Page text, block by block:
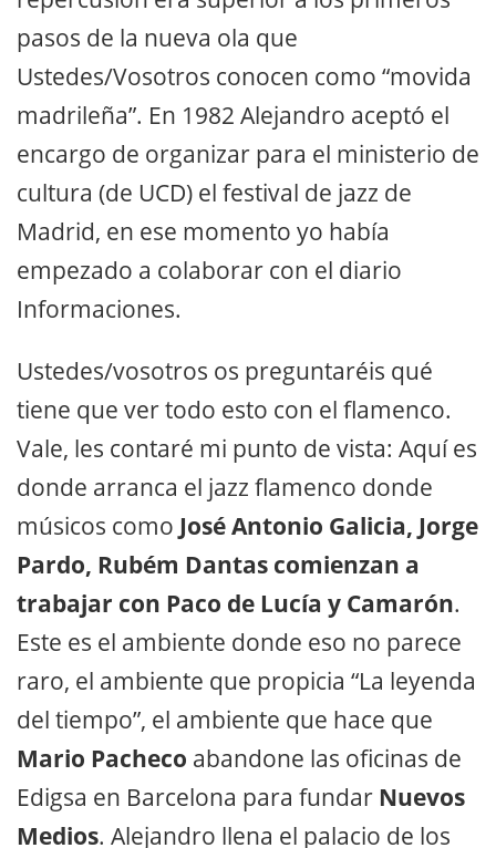
pasos de la nueva ola que
Ustedes/Vosotros conocen como “movida
madrileña”. En 1982 Alejandro aceptó el
encargo de organizar para el ministerio de
cultura (de UCD) el festival de jazz de
Madrid, en ese momento yo había
empezado a colaborar con el diario
Informaciones.
Ustedes/vosotros os preguntaréis qué
tiene que ver todo esto con el flamenco.
Vale, les contaré mi punto de vista: Aquí es
donde arranca el jazz flamenco donde
músicos como José Antonio Galicia, Jorge
Pardo, Rubém Dantas comienzan a
trabajar con Paco de Lucía y Camarón.
Este es el ambiente donde eso no parece
raro, el ambiente que propicia “La leyenda
del tiempo”, el ambiente que hace que
Mario Pacheco abandone las oficinas de
Edigsa en Barcelona para fundar Nuevos
Medios. Alejandro llena el palacio de los